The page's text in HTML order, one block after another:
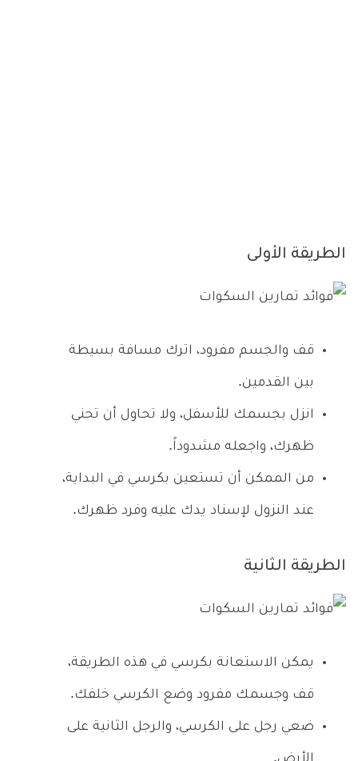
الطريقة الأولى
قف والجسم مفرود، اترك مسافة بسيطة
بين القدمين.
انزل بجسمك للأسفل، ولا تحاول أن تحني
ظهرك، واجعله مشدوداً.
من الممكن أن تستعين بكرسي في البداية،
عند النزول لإسناد يدك عليه وفرد ظهرك.
الطريقة الثانية
يمكن الاستعانة بكرسي في هذه الطريقة،
قف وجسمك مفرود وضع الكرسي خلفك.
ضعي رجل على الكرسي، والرجل الثانية على